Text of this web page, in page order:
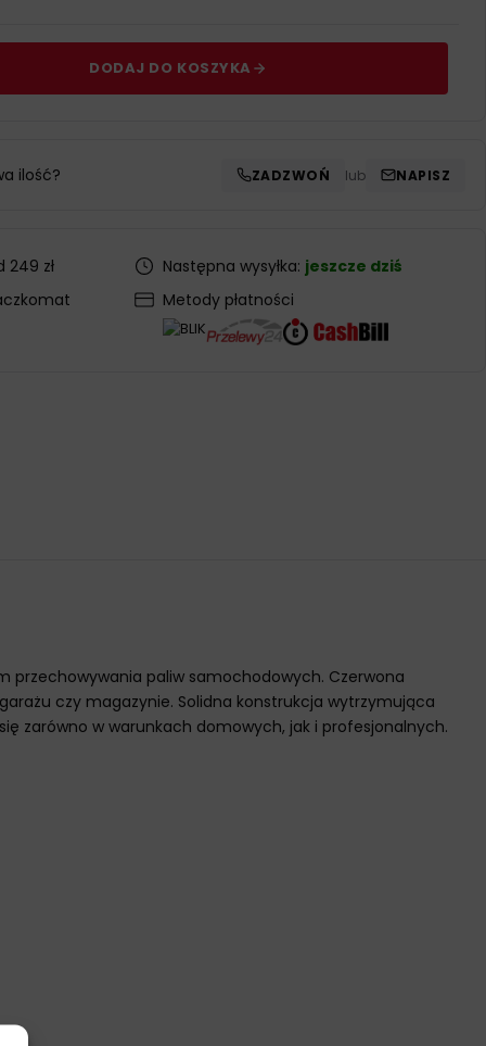
DODAJ DO KOSZYKA
ilość? ZADZWOŃ lub NAPISZ
zł
Następna wysyłka: jeszcze dziś
Metody płatności
przechowywania paliw samochodowych. Czerwona
czy magazynie. Solidna konstrukcja wytrzymująca
zarówno w warunkach domowych, jak i profesjonalnych.